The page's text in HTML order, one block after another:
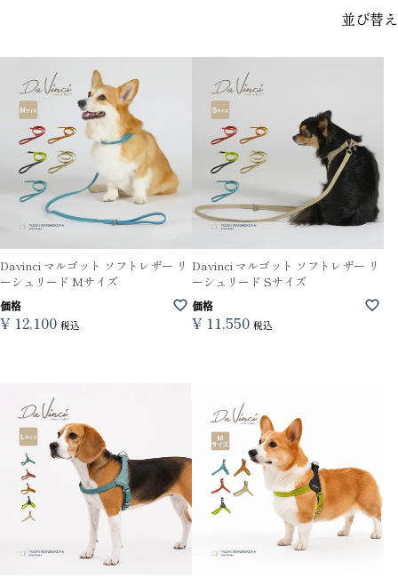
並び替え
Davinci マルゴット ソフトレザー リ
ーシュリード Mサイズ
価格
¥ 12,100 税込
Davinci マルゴット ソフトレザー リ
ーシュリード Sサイズ
価格
¥ 11,550 税込